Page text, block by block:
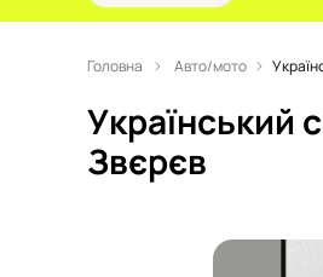
Головна Авто/мото
Український
Звєрєв